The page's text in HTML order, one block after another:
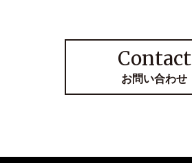
Contact
お問い合わせ